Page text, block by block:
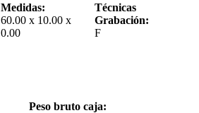
Medidas:
60.00 x 10.00 x
0.00
Técnicas
Grabación:
F
Peso bruto caja: